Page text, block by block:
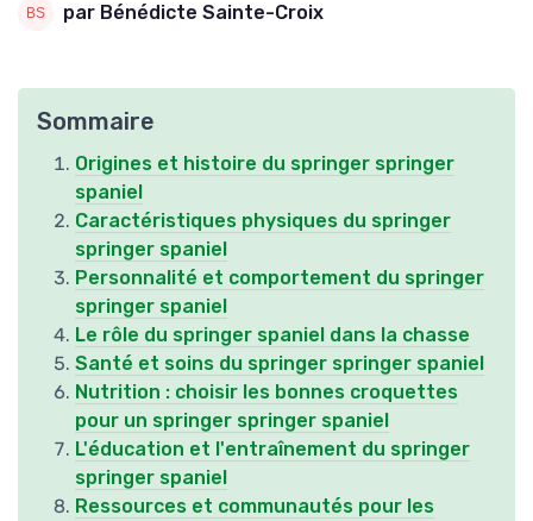
par Bénédicte Sainte-Croix
Sommaire
Origines et histoire du springer springer
spaniel
Caractéristiques physiques du springer
springer spaniel
Personnalité et comportement du springer
springer spaniel
Le rôle du springer spaniel dans la chasse
Santé et soins du springer springer spaniel
Nutrition : choisir les bonnes croquettes
pour un springer springer spaniel
L'éducation et l'entraînement du springer
springer spaniel
Ressources et communautés pour les